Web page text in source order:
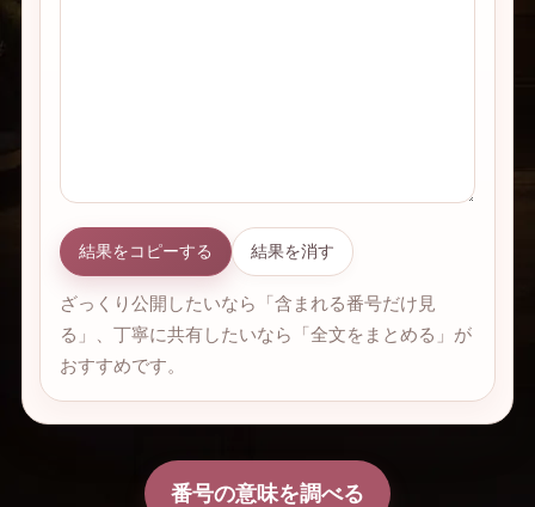
結果をコピーする 結果を消す
ざっくり公開したいなら「含まれる番号だけ見
る」、丁寧に共有したいなら「全文をまとめる」が
おすすめです。
番号の意味を調べる